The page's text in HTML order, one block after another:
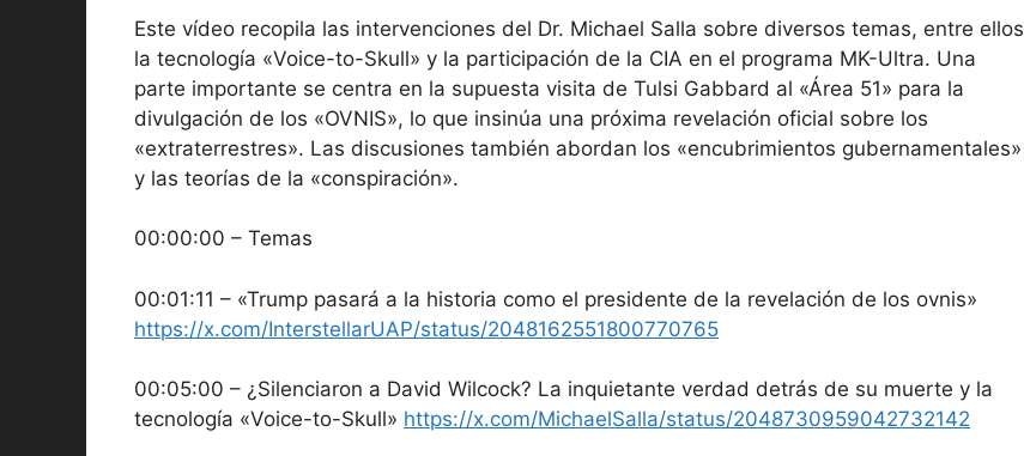
Este vídeo recopila las intervenciones del Dr. Michael Salla sobre diversos temas, entre ellos
la tecnología «Voice-to-Skull» y la participación de la CIA en el programa MK-Ultra. Una
parte importante se centra en la supuesta visita de Tulsi Gabbard al «Área 51» para la
divulgación de los «OVNIS», lo que insinúa una próxima revelación oficial sobre los
«extraterrestres». Las discusiones también abordan los «encubrimientos gubernamentales»
y las teorías de la «conspiración».
00:00:00 – Temas
00:01:11 – «Trump pasará a la historia como el presidente de la revelación de los ovnis»
https://x.com/InterstellarUAP/status/2048162551800770765
00:05:00 – ¿Silenciaron a David Wilcock? La inquietante verdad detrás de su muerte y la
tecnología «Voice-to-Skull» https://x.com/MichaelSalla/status/2048730959042732142